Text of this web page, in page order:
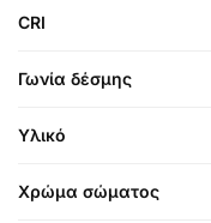
CRI
Γωνία δέσμης
Υλικό
Χρώμα σώματος